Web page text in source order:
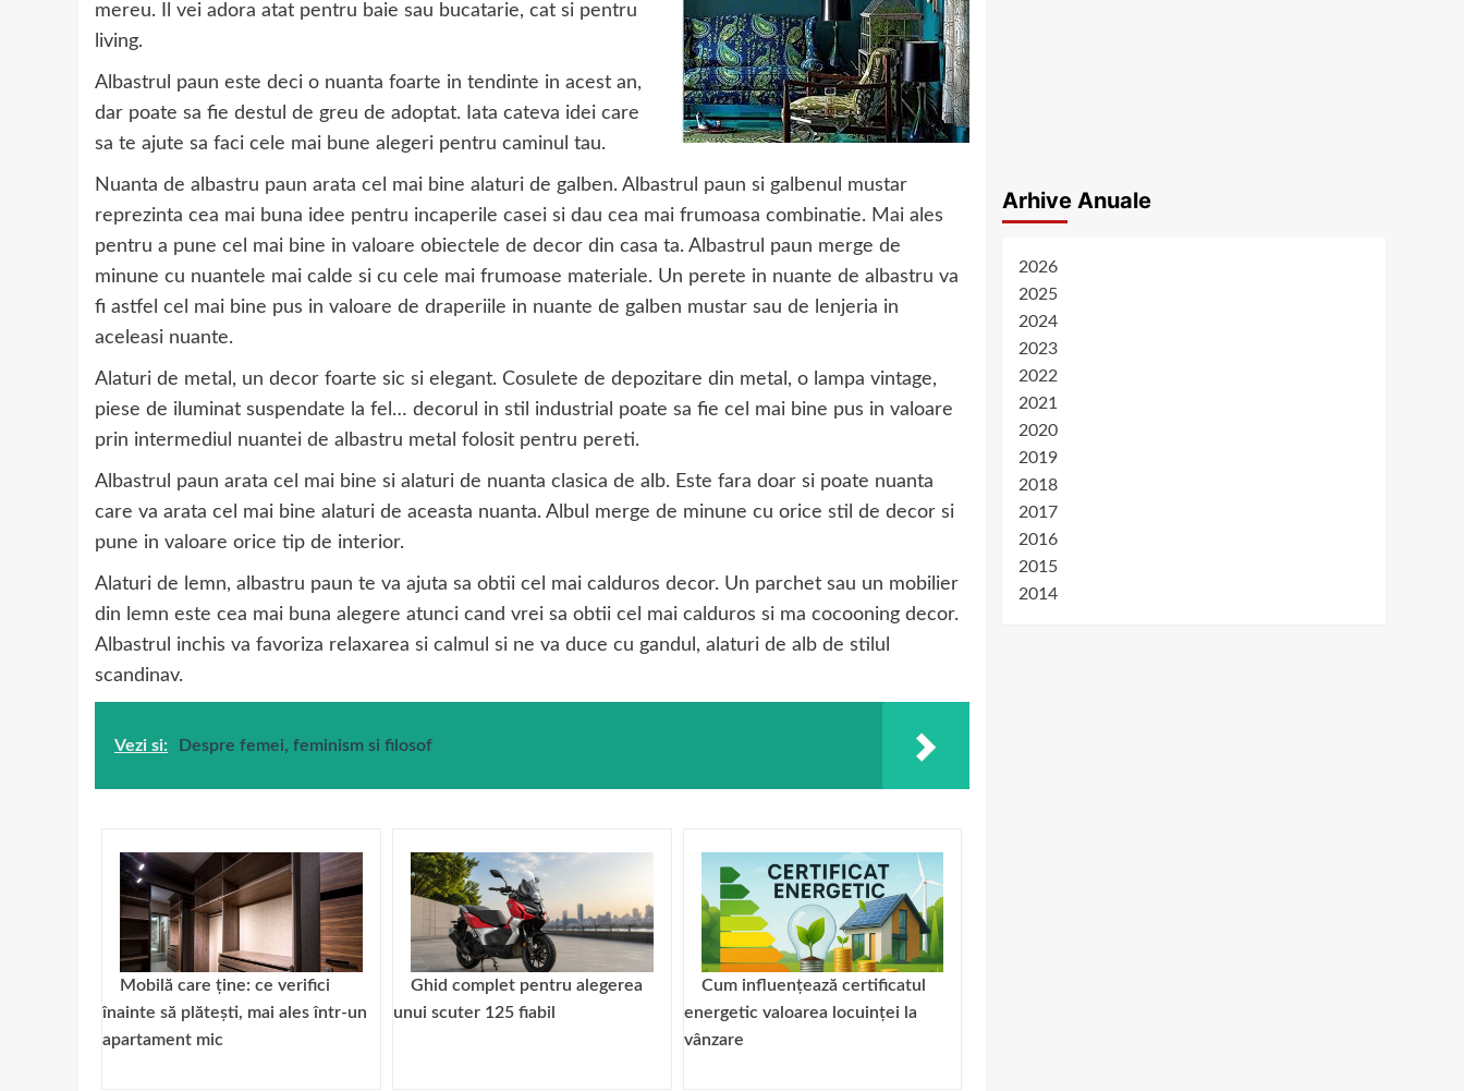
mereu. Il vei adora atat pentru baie sau bucatarie, cat si pentru
living.
Albastrul paun este deci o nuanta foarte in tendinte in acest an,
dar poate sa fie destul de greu de adoptat. Iata cateva idei care
sa te ajute sa faci cele mai bune alegeri pentru caminul tau.
Nuanta de albastru paun arata cel mai bine alaturi de galben. Albastrul paun si galbenul mustar
reprezinta cea mai buna idee pentru incaperile casei si dau cea mai frumoasa combinatie. Mai ales
pentru a pune cel mai bine in valoare obiectele de decor din casa ta. Albastrul paun merge de
minune cu nuantele mai calde si cu cele mai frumoase materiale. Un perete in nuante de albastru va
fi astfel cel mai bine pus in valoare de draperiile in nuante de galben mustar sau de lenjeria in
aceleasi nuante.
Alaturi de metal, un decor foarte sic si elegant. Cosulete de depozitare din metal, o lampa vintage,
piese de iluminat suspendate la fel… decorul in stil industrial poate sa fie cel mai bine pus in valoare
prin intermediul nuantei de albastru metal folosit pentru pereti.
Albastrul paun arata cel mai bine si alaturi de nuanta clasica de alb. Este fara doar si poate nuanta
care va arata cel mai bine alaturi de aceasta nuanta. Albul merge de minune cu orice stil de decor si
pune in valoare orice tip de interior.
Alaturi de lemn, albastru paun te va ajuta sa obtii cel mai calduros decor. Un parchet sau un mobilier
din lemn este cea mai buna alegere atunci cand vrei sa obtii cel mai calduros si ma cocooning decor.
Albastrul inchis va favoriza relaxarea si calmul si ne va duce cu gandul, alaturi de alb de stilul
scandinav.
Vezi si: Despre femei, feminism si filosof
Mobilă care ține: ce verifici
înainte să plătești, mai ales într-un
apartament mic
Ghid complet pentru alegerea
unui scuter 125 fiabil
Cum influențează certificatul
energetic valoarea locuinței la
vânzare
Arhive Anuale
2026
2025
2024
2023
2022
2021
2020
2019
2018
2017
2016
2015
2014